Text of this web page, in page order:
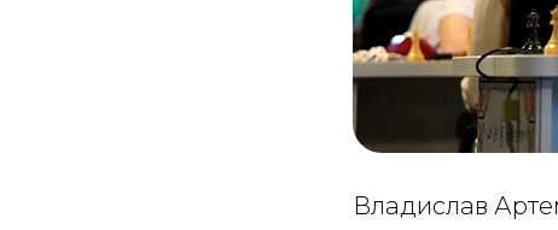
Владислав